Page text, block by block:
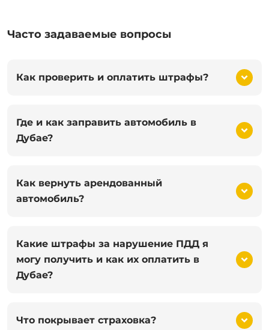
Часто задаваемые вопросы
Как проверить и оплатить штрафы?
Где и как заправить автомобиль в
Дубае?
Как вернуть арендованный
автомобиль?
Какие штрафы за нарушение ПДД я
могу получить и как их оплатить в
Дубае?
Что покрывает страховка?